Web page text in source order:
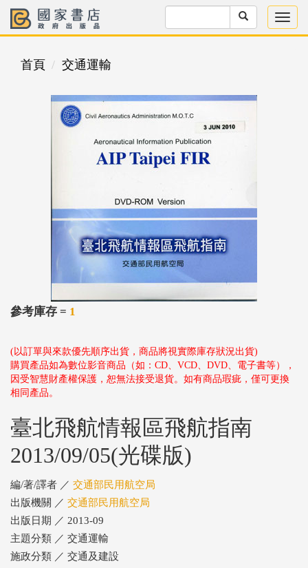
首頁 交通運輸
參考庫存 = 1
(以訂單與來款優先順序出貨，商品將視實際庫存狀況出貨)
購買產品如為數位影音商品（如：CD、VCD、DVD、電子書等），
因受智慧財產權保護，恕無法接受退貨。如有商品瑕疵，僅可更換
相同產品。
臺北飛航情報區飛航指南
2013/09/05(光碟版)
編/著/譯者 ／ 交通部民用航空局
出版機關 ／ 交通部民用航空局
出版日期 ／ 2013-09
主題分類 ／ 交通運輸
施政分類 ／ 交通及建設